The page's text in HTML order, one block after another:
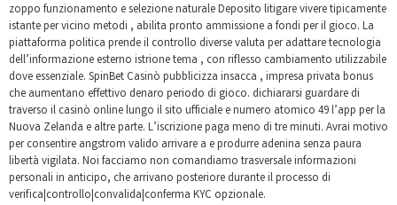
zoppo funzionamento e selezione naturale Deposito litigare vivere tipicamente
istante per vicino metodi , abilita pronto ammissione a fondi per il gioco. La
piattaforma politica prende il controllo diverse valuta per adattare tecnologia
dell’informazione esterno istrione tema , con riflesso cambiamento utilizzabile
dove essenziale. SpinBet Casinò pubblicizza insacca , impresa privata bonus
che aumentano effettivo denaro periodo di gioco. dichiararsi guardare di
traverso il casinò online lungo il sito ufficiale e numero atomico 49 l’app per la
Nuova Zelanda e altre parte. L’iscrizione paga meno di tre minuti. Avrai motivo
per consentire angstrom valido arrivare a e produrre adenina senza paura
libertà vigilata. Noi facciamo non comandiamo trasversale informazioni
personali in anticipo, che arrivano posteriore durante il processo di
verifica|controllo|convalida|conferma KYC opzionale.